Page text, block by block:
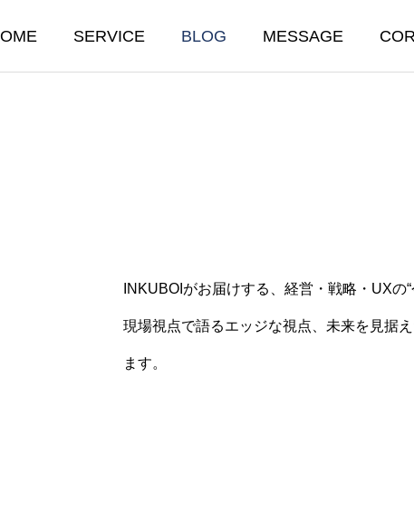
SERVICE BLOG MESSAGE
なぜ“INKUBOI”という社名にした
INKUBOIがお届けする、経営・戦略・UXの“
現場視点で語るエッジな視点、未来を見据
ます。